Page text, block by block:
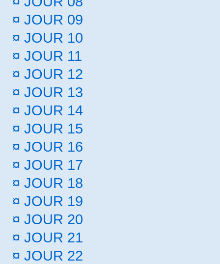
¤ JOUR 09
¤ JOUR 10
¤ JOUR 11
¤ JOUR 12
¤ JOUR 13
¤ JOUR 14
¤ JOUR 15
¤ JOUR 16
¤ JOUR 17
¤ JOUR 18
¤ JOUR 19
¤ JOUR 20
¤ JOUR 21
¤ JOUR 22